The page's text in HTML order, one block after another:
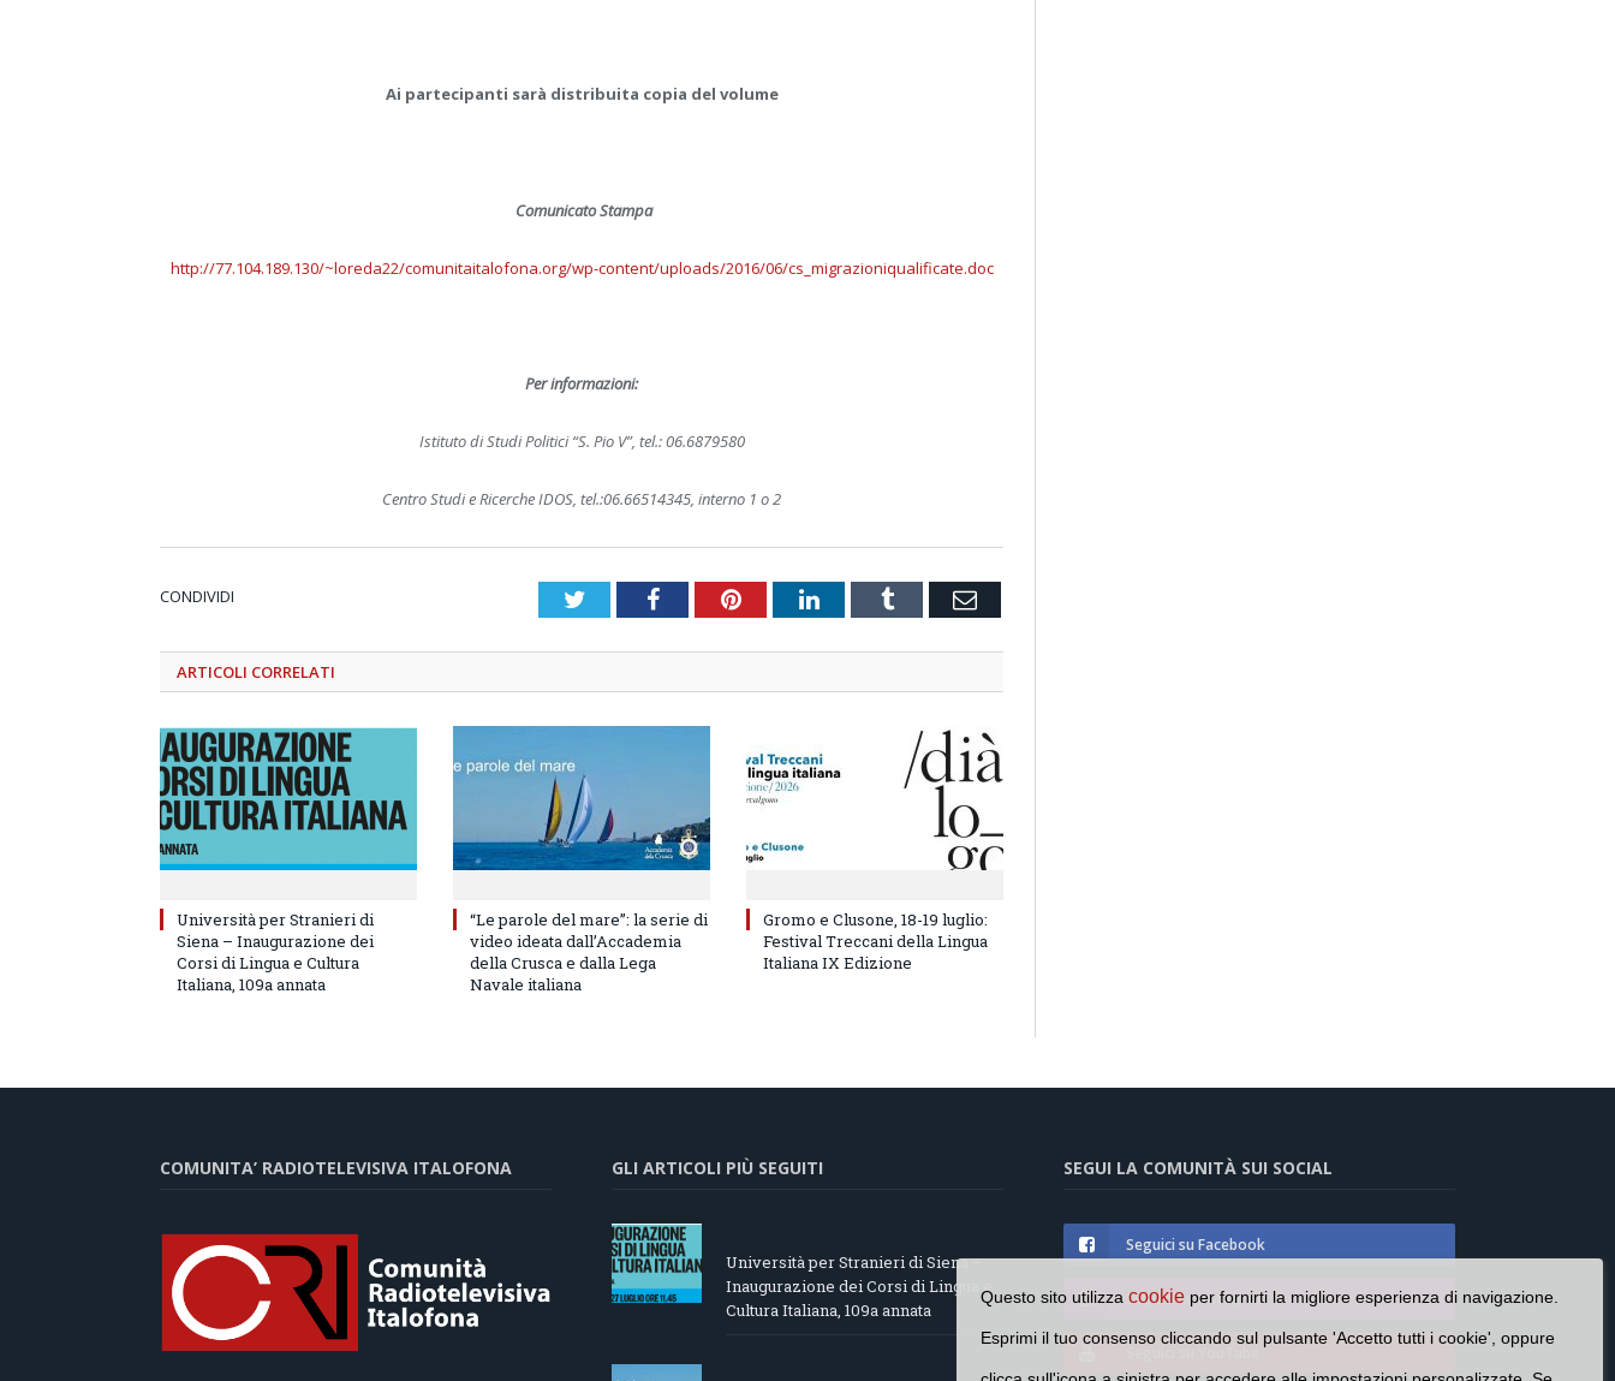
Ai partecipanti sarà distribuita copia del volume
Comunicato Stampa
http://77.104.189.130/~loreda22/comunitaitalofona.org/wp-content/uploads/2016/06/cs_migrazioniqualificate.doc
Per informazioni:
Istituto di Studi Politici “S. Pio V”, tel.: 06.6879580
Centro Studi e Ricerche IDOS, tel.:06.66514345, interno 1 o 2
CONDIVIDI TwitterFacebookPinterestLinkedInTumblr Email
ARTICOLI CORRELATI
Università per Stranieri di
Siena – Inaugurazione dei
Corsi di Lingua e Cultura
Italiana, 109a annata
“Le parole del mare”: la serie di
video ideata dall’Accademia
della Crusca e dalla Lega
Navale italiana
Gromo e Clusone, 18-19 luglio:
Festival Treccani della Lingua
Italiana IX Edizione
COMUNITA’ RADIOTELEVISIVA ITALOFONA GLI ARTICOLI PIÙ SEGUITI
Università per Stranieri di Siena –
Inaugurazione dei Corsi di Lingua e
Cultura Italiana, 109a annata
SEGUI LA COMUNITÀ SUI SOCIAL
Seguici su Facebook
Seguici su Instagram
Questo sito utilizzacookie per fornirti la migliore esperienza di navigazione.
Esprimi il tuo consenso cliccando sul pulsante 'Accetto tutti i cookie', oppure